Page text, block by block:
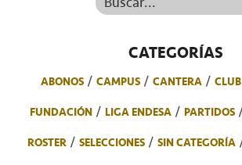
CATEGORÍAS
ABONOS CAMPUS CANTERA CLUB
FUNDACIÓN
LIGA ENDESA PARTIDOS
ROSTER
SELECCIONES SIN CATEGORÍA